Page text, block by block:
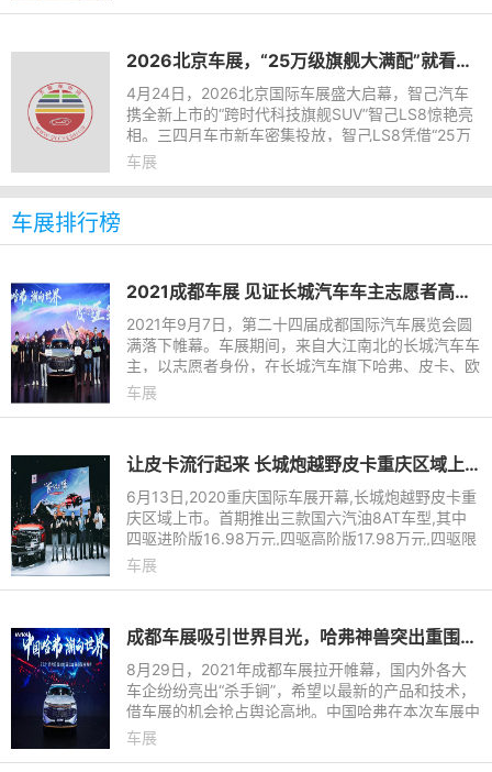
2026北京车展，“25万级旗舰大满配”就看智己LS8！
4月24日，2026北京国际车展盛大启幕，智己汽车
携全新上市的“跨时代科技旗舰SUV”智己LS8惊艳亮
相。三四月车市新车密集投放，智己LS8凭借“25万
级旗舰大满配”的绝对实力与超高的市场热度强势突
车展
车展排行榜
2021成都车展 见证长城汽车车主志愿者高光时刻
2021年9月7日，第二十四届成都国际汽车展览会圆
满落下帷幕。车展期间，来自大江南北的长城汽车车
主，以志愿者身份，在长城汽车旗下哈弗、皮卡、欧
拉、坦克各品牌展台惊艳亮相。他们统一着装，有问
车展
让皮卡流行起来 长城炮越野皮卡重庆区域上市16.98万起
6月13日,2020重庆国际车展开幕,长城炮越野皮卡重
庆区域上市。首期推出三款国六汽油8AT车型,其中
四驱进阶版16.98万元,四驱高阶版17.98万元,四驱限
量版19.98万。柴油版车型将于7月上市。即日起,消
车展
成都车展吸引世界目光，哈弗神兽突出重围闪耀智能之光
8月29日，2021年成都车展拉开帷幕，国内外各大
车企纷纷亮出“杀手锏”，希望以最新的产品和技术，
借车展的机会抢占舆论高地。中国哈弗在本次车展中
以“中国哈弗 潮向世界”为主题亮相成都车展，传递哈
车展